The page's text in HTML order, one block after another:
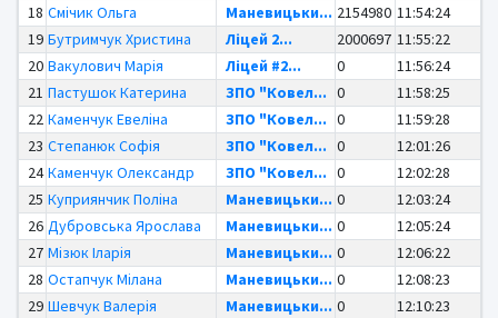
18 Смічик Ольга Маневицьки... 2154980 11:54:24
19 Бутримчук Христина Ліцей 2... 2000697 11:55:22
20 Вакулович Марія Ліцей #2... 0
11:56:24
21 Пастушок Катерина ЗПО "Ковел... 0
11:58:25
22 Каменчук Евеліна ЗПО "Ковел... 0
11:59:28
23 Степанюк Софія ЗПО "Ковел... 0
12:01:26
24 Каменчук Олександр ЗПО "Ковел... 0
12:02:28
25 Куприянчик Поліна Маневицьки... 0
12:03:24
26 Дубровська Ярослава Маневицьки... 0
12:05:24
27 Мізюк Іларія Маневицьки... 0
12:06:22
28 Остапчук Мілана Маневицьки... 0
12:08:23
29 Шевчук Валерія Маневицьки... 0
12:10:23